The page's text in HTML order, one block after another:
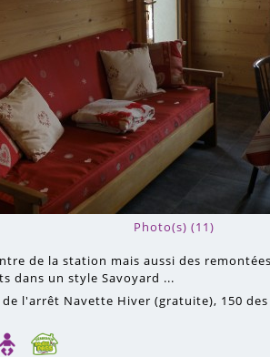
Photo(s) (11)
de la station mais aussi des
dans un style Savoyard ...
de l'arrêt Navette Hiver (gratuite) 150